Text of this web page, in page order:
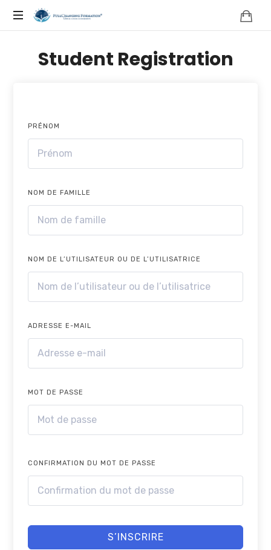
FORMATION,
|
FRANCE
|
FULLCHANGING®
Student Registration
PRÉNOM
NOM DE FAMILLE
NOM DE L’UTILISATEUR OU DE L’UTILISATRICE
ADRESSE E-MAIL
MOT DE PASSE
CONFIRMATION DU MOT DE PASSE
S’INSCRIRE